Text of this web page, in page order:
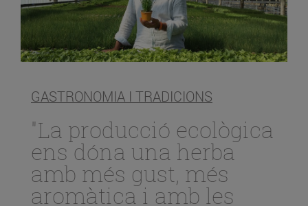
GASTRONOMIA I TRADICIONS
"La producció ecològica
ens dóna una herba
amb més gust, més
aromàtica i amb les